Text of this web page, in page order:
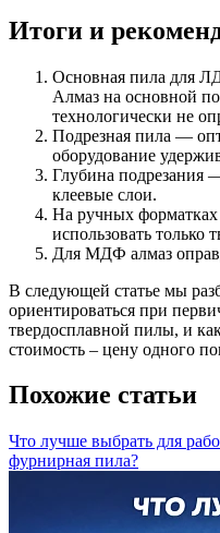
Итоги и
Основная пила для
Алмаз на основной
технологически не
Подрезная пила —
оборудование
Глубина подрезания
клеевые слои.
На ручных
использовать только
Для МДФ алмаз
В следующей статье мы
ориентироваться при
твердосплавной пилы, и
стоимость – цену одного
Похожие статьи
Что лучше выбрать для
фурнирная пила?